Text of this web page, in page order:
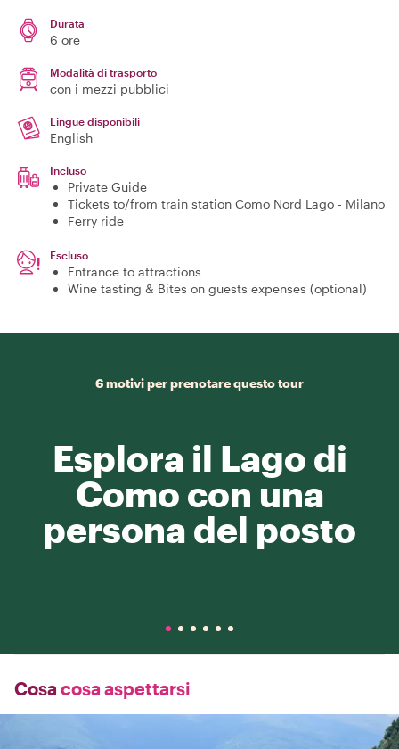
Durata
6 ore
Modalità di trasporto
con i mezzi pubblici
Lingue disponibili
English
Incluso
Private Guide
Tickets to/from train station Como Nord Lago - Milano
Ferry ride
Escluso
Entrance to attractions
Wine tasting & Bites on guests expenses (optional)
6 motivi per prenotare questo tour
Esplora il Lago di
Como con una
persona del posto
Cosa cosa aspettarsi